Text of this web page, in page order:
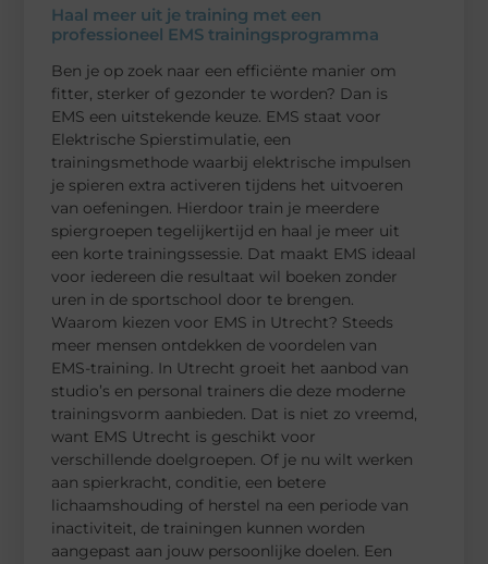
Haal meer uit je training met een
professioneel EMS trainingsprogramma
Ben je op zoek naar een efficiënte manier om
fitter, sterker of gezonder te worden? Dan is
EMS een uitstekende keuze. EMS staat voor
Elektrische Spierstimulatie, een
trainingsmethode waarbij elektrische impulsen
je spieren extra activeren tijdens het uitvoeren
van oefeningen. Hierdoor train je meerdere
spiergroepen tegelijkertijd en haal je meer uit
een korte trainingssessie. Dat maakt EMS ideaal
voor iedereen die resultaat wil boeken zonder
uren in de sportschool door te brengen.
Waarom kiezen voor EMS in Utrecht? Steeds
meer mensen ontdekken de voordelen van
EMS-training. In Utrecht groeit het aanbod van
studio’s en personal trainers die deze moderne
trainingsvorm aanbieden. Dat is niet zo vreemd,
want EMS Utrecht is geschikt voor
verschillende doelgroepen. Of je nu wilt werken
aan spierkracht, conditie, een betere
lichaamshouding of herstel na een periode van
inactiviteit, de trainingen kunnen worden
aangepast aan jouw persoonlijke doelen. Een